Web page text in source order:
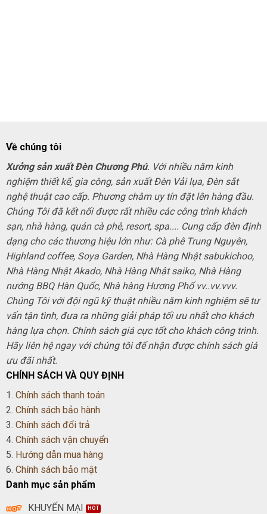
Về chúng tôi
Xưởng sản xuất Đèn Chương Phú. Với nhiều năm kinh
nghiệm thiết kế, gia công, sản xuất Đèn Vải lụa, Đèn sắt
nghệ thuật cao cấp. Phương châm uy tín đặt lên hàng đầu.
Chúng Tôi đã kết nối được rất nhiều các công trình khách
sạn, nhà hàng, quán cà phê, resort, spa.... Cung cấp đèn định
dạng cho các thương hiệu lớn như: Cà phê Trung Nguyên,
Highland coffee, Soya Garden, Nhà Hàng Nhật sabukichoo,
Nhà Hàng Nhật Akado, Nhà Hàng Nhật saiko, Nhà Hàng
nướng BBQ Hàn Quốc, Nhà hàng Hương Phố vv..vv.vvv.
Chúng Tôi với đội ngũ kỹ thuật nhiều năm kinh nghiệm sẽ tư
vấn tận tình, đưa ra những giải pháp tối ưu nhất cho khách
hàng lựa chọn. Chính sách giá cực tốt cho khách công trình.
Hãy liên hệ ngay với chúng tôi để nhận được chính sách giá
ưu đãi nhất.
CHÍNH SÁCH VÀ QUY ĐỊNH
1. Chính sách thanh toán
2. Chính sách bảo hành
3. Chính sách đổi trả
4. Chính sách vận chuyển
5. Hướng dẫn mua hàng
6. Chính sách bảo mật
Danh mục sản phẩm
KHUYẾN MẠI